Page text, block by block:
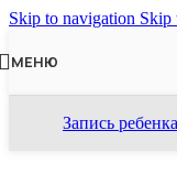
Skip to navigation Skip
МЕНЮ
Запись ребенка